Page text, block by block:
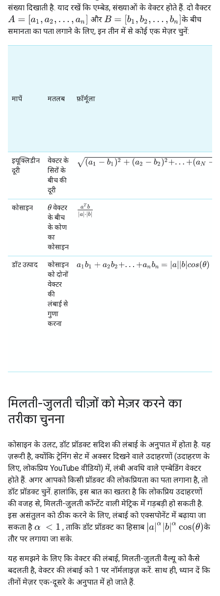
संख्या दिखाती है. याद रखें कि एम्बेड, संख्याओं के वेक्टर होते हैं. दो वैक्टर
A= [a1 a2, .. an] और B= [b1 b2 .. .,bn]
के बीच
समानता का पता लगाने के लिए, इन तीन में से कोई एक मेज़र चुनें:
मापें मतलब फ़ॉर्मूला
इयूक्लिडीन
दूरी
वेक्टर के
सिरों के
बीच की
दूरी
a1−b1)2+(a2−b2)2+...+(aN−bN)2
कोसाइन θवेक्टर
के बीच
के कोण
का
कोसाइन
Tb|
डॉट उत्पाद
कोसाइन
को दोनों
वेक्टर
की
लंबाई से
गुणा
करना
a1 b1 +a2b2+..+a n b n =|a |b co s(θ)
मिलती-जुलती चीज़ों को मेज़र करने का
तरीका चुनना
कोसाइन के उलट, डॉट प्रॉडक्ट सदिश की लंबाई के अनुपात में होता है. यह
ज़रूरी है, क्योंकि ट्रेनिंग सेट में अक्सर दिखने वाले उदाहरणों (उदाहरण के
लिए, लोकप्रिय YouTube वीडियो) में, लंबी अवधि वाले एम्बेडिंग वेक्टर
होते हैं. अगर आपको किसी प्रॉडक्ट की लोकप्रियता का पता लगाना है, तो
डॉट प्रॉडक्ट चुनें. हालांकि, इस बात का खतरा है कि लोकप्रिय उदाहरणों
की वजह से, मिलती-जुलती कॉन्टेंट वाली मेट्रिक में गड़बड़ी हो सकती है.
इस असंतुलन को ठीक करने के लिए, लंबाई को एक्सपोनेंट में बढ़ाया जा
सकता है α 1 , ताकि डॉट प्रॉडक्ट का हिसाब a| α| b|αcos(θ)
के
तौर पर लगाया जा सके.
यह समझने के लिए कि वेक्टर की लंबाई, मिलती-जुलती वैल्यू को कैसे
बदलती है, वेक्टर की लंबाई को 1 पर नॉर्मलाइज़ करें. साथ ही, ध्यान दें कि
तीनों मेज़र एक-दूसरे के अनुपात में हो जाते हैं.